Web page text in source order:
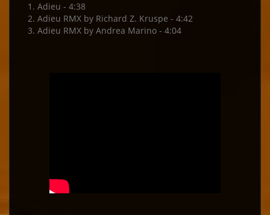
1. Adieu - 4:38
2. Adieu RMX by Richard Z. Kruspe - 4:42
3. Adieu RMX by Andrea Marino - 4:04